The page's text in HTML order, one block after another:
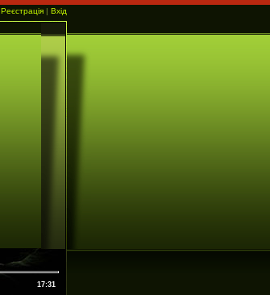
Реєстрація | Вхід
17:31